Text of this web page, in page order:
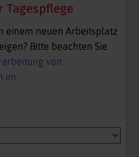
einem neuen Arbeitsplatz
Bitte beachten Sie
von
im